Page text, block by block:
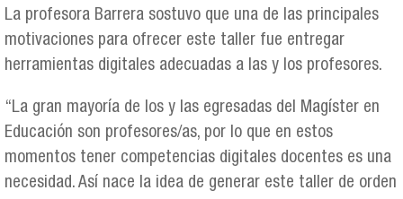
La profesora Barrera sostuvo que una de las principales
motivaciones para ofrecer este taller fue entregar
herramientas digitales adecuadas a las y los profesores.
“La gran mayoría de los y las egresadas del Magíster en
Educación son profesores/as, por lo que en estos
momentos tener competencias digitales docentes es una
necesidad. Así nace la idea de generar este taller de orden